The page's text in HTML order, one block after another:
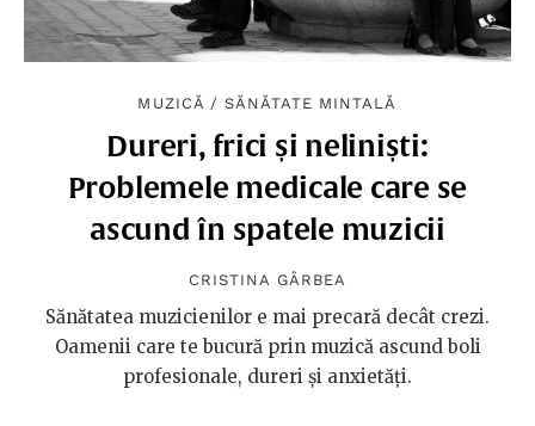
MUZICĂ / SĂNĂTATE MINTALĂ
Dureri, frici și neliniști:
Problemele medicale care se
ascund în spatele muzicii
CRISTINA GÂRBEA
Sănătatea muzicienilor e mai precară decât crezi.
Oamenii care te bucură prin muzică ascund boli
profesionale, dureri și anxietăți.